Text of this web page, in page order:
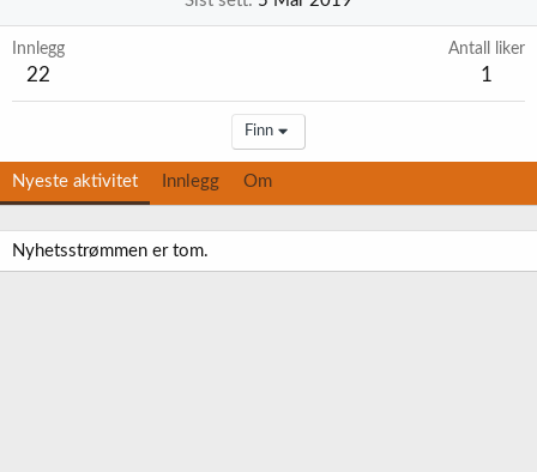
Innlegg
22
Antall liker
1
Finn
Nyeste aktivitet Innlegg Om
Nyhetsstrømmen er tom.